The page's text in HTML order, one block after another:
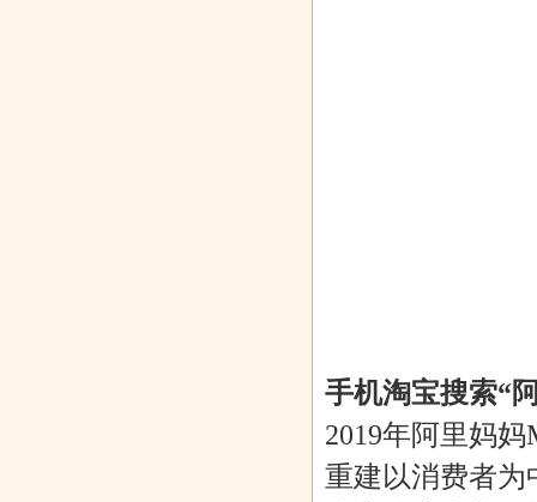
手机淘宝搜索“
2019年阿里妈
重建以消费者为